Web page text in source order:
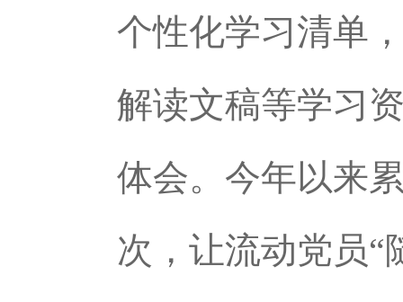
个性化学习清单
解读文稿等学习
体会。今年以来
次，让流动党员“